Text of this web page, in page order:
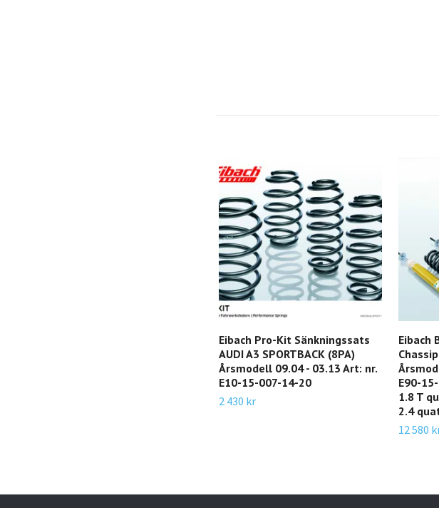
Eibach Pro-Kit Sänkningssats
AUDI A3 SPORTBACK (8PA)
Årsmodell 09.04 - 03.13 Art: nr.
E10-15-007-14-20
2 430 kr
Eibach
E90-
1.8 T
2.4
12 580